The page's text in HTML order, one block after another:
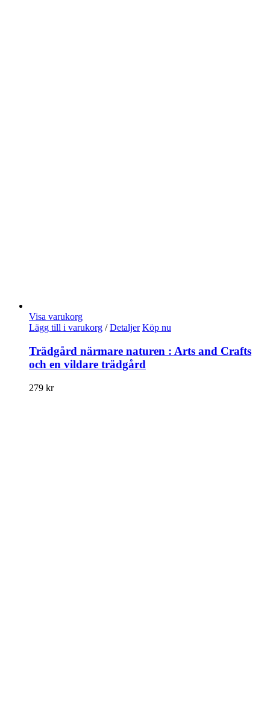
Visa varukorg
Lägg till i varukorg / Detaljer Köp nu
Trädgård närmare naturen : Arts and Crafts
och en vildare trädgård
279 kr